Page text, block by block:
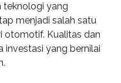
teknologi yang
menjadi salah satu
otomotif. Kualitas dan
investasi yang bernilai